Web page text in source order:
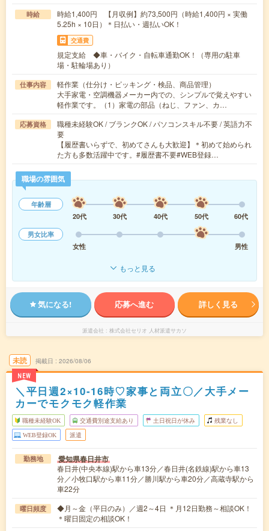
時給
時給1,400円 【月収例】約73,500円（時給1,400円 × 実働
5.25h × 10日）＊日払い・週払いOK！
交通費
規定支給 ◆車・バイク・自転車通勤OK！（専用の駐車
場・駐輪場あり）
仕事内容
軽作業（仕分け・ピッキング・検品、商品管理）
大手家電・空調機器メーカー内での、シンプルで覚えやすい
軽作業です。（1）家電の部品（ねじ、ファン、カ…
応募資格
職種未経験OK / ブランクOK / パソコンスキル不要 / 英語力不
要
【履歴書いらずで、初めてさんも大歓迎】＊初めて始められ
た方も多数活躍中です。#履歴書不要#WEB登録…
職場の雰囲気
年齢層
20代
30代 40代 50代
60代
男女比率
女性
男性
もっと見る
気になる! 応募へ進む 詳しく見る
派遣会社 株式会社セリオ 人材派遣サカソ
未読
NEW
掲載日 2026/08/06
＼平日週2×10-16時♡家事と両立〇／大手メー
カーでモクモク軽作業
職種未経験OK 交通費別途支給あり 土日祝日が休み 残業なし
WEB登録OK 派遣
勤務地 愛知県春日井市
春日井(中央本線)駅から車13分／春日井(名鉄線)駅から車13
分／小牧口駅から車11分／勝川駅から車20分／高蔵寺駅から
車22分
曜日頻度
◆月～金（平日のみ）／週2～4日 ＊月12日勤務～相談OK！
＊曜日固定の相談OK！